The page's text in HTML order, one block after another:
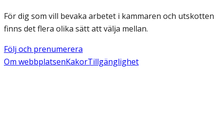
För dig som vill bevaka arbetet i kammaren och utskotten
finns det flera olika sätt att välja mellan.
Följ och prenumerera
Om webbplatsenKakorTillgänglighet